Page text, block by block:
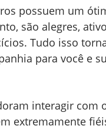
possuem um
são alegres,
Tudo isso
para você e
interagir com
extremamente